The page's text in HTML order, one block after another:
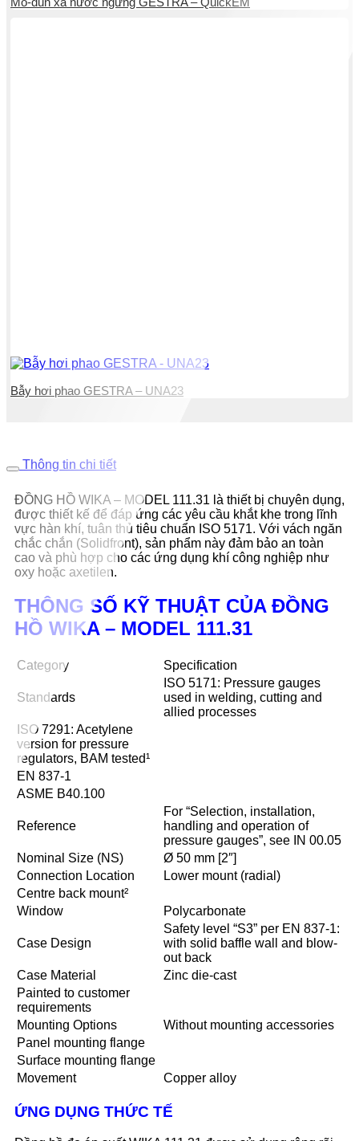
Bẫy hơi phao GESTRA – UNA23
Thông tin chi tiết
ĐỒNG HỒ WIKA – MODEL 111.31 là thiết bị chuyên dụng,
được thiết kế để đáp ứng các yêu cầu khắt khe trong lĩnh
vực hàn khí, tuân thủ tiêu chuẩn ISO 5171. Với vách ngăn
chắc chắn (Solidfront), sản phẩm này đảm bảo an toàn
cao và phù hợp cho các ứng dụng khí công nghiệp như
oxy hoặc axetilen.
THÔNG SỐ KỸ THUẬT CỦA ĐỒNG
HỒ WIKA – MODEL 111.31
Category Specification
Standards
ISO 5171: Pressure gauges
used in welding, cutting and
allied processes
ISO 7291: Acetylene
version for pressure
regulators, BAM tested¹
EN 837-1
ASME B40.100
Reference
For “Selection, installation,
handling and operation of
pressure gauges”, see IN 00.05
Nominal Size (NS)
Ø 50 mm [2″]
Connection Location
Lower mount (radial)
Centre back mount²
Window
Polycarbonate
Case Design
Safety level “S3” per EN 837-1:
with solid baffle wall and blow-
out back
Case Material
Zinc die-cast
Painted to customer
requirements
Mounting Options
Without mounting accessories
Panel mounting flange
Surface mounting flange
Movement
Copper alloy
ỨNG DỤNG THỨC TẾ